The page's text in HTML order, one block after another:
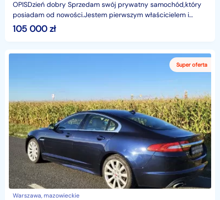
OPISDzień dobry Sprzedam swój prywatny samochód,który
posiadam od nowości.Jestem pierwszym właścicielem i
zakupiłem go w polskim salonie,auto jest w perfek
105 000zł
Warszawa, mazowieckie